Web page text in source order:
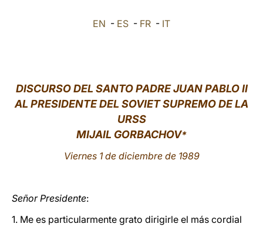
EN - ES - FR - IT
DISCURSO DEL SANTO PADRE JUAN PABLO II
AL PRESIDENTE DEL SOVIET SUPREMO DE LA
URSS
MIJAIL GORBACHOV*
Viernes 1 de diciembre de 1989
Señor Presidente:
1. Me es particularmente grato dirigirle el más cordial